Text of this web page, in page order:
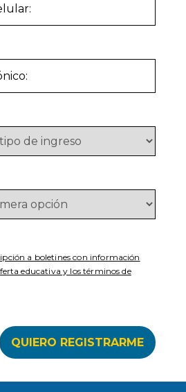
a boletines con información
educativa y los términos de